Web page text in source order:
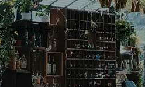
報 サステナビリティ採用情報